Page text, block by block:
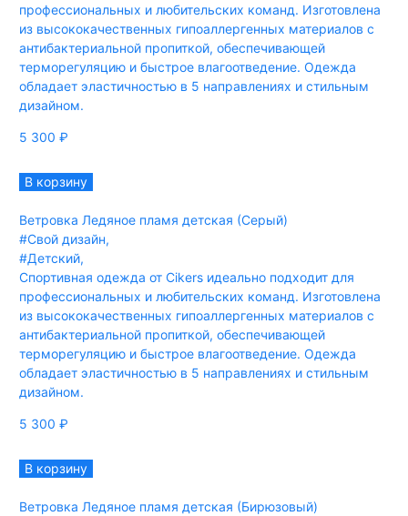
профессиональных и любительских команд. Изготовлена
из высококачественных гипоаллергенных материалов с
антибактериальной пропиткой, обеспечивающей
терморегуляцию и быстрое влагоотведение. Одежда
обладает эластичностью в 5 направлениях и стильным
дизайном.
5 300 ₽
В корзину
Ветровка Ледяное пламя детская (Серый)
#Свой дизайн,
#Детский,
Спортивная одежда от Cikers идеально подходит для
профессиональных и любительских команд. Изготовлена
из высококачественных гипоаллергенных материалов с
антибактериальной пропиткой, обеспечивающей
терморегуляцию и быстрое влагоотведение. Одежда
обладает эластичностью в 5 направлениях и стильным
дизайном.
5 300 ₽
В корзину
Ветровка Ледяное пламя детская (Бирюзовый)